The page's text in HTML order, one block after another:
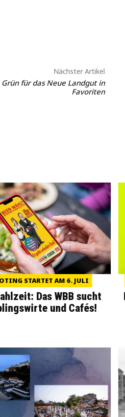
Nächster Artikel
Grün für das Neue Landgut in
Favoriten
STARTET AM 6. JULI
Das WBB sucht
und Cafés!